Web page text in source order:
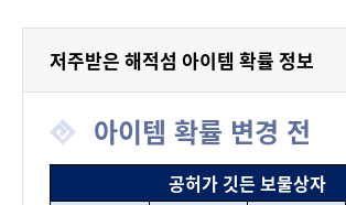
저주받은 해적섬 아이템 확률 정보
아이템 확률 변경 전
공허가 깃든 보물상자